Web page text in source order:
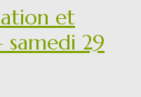
et
29